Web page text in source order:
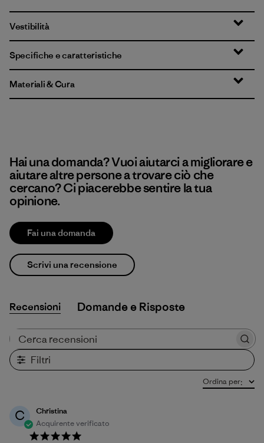
Vestibilità
Specifiche e caratteristiche
Materiali & Cura
Hai una domanda? Vuoi aiutarci a migliorare e
aiutare altre persone a trovare ciò che
cercano? Ci piacerebbe sentire la tua
opinione.
Fai una domanda
Scrivi una recensione
Recensioni
Filtri
Ordina per:
C
Christina
Acquirente verificato